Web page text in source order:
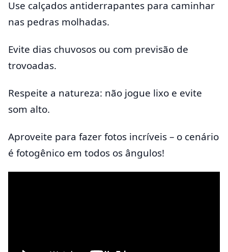
Use calçados antiderrapantes para caminhar
nas pedras molhadas.
Evite dias chuvosos ou com previsão de
trovoadas.
Respeite a natureza: não jogue lixo e evite
som alto.
Aproveite para fazer fotos incríveis – o cenário
é fotogênico em todos os ângulos!